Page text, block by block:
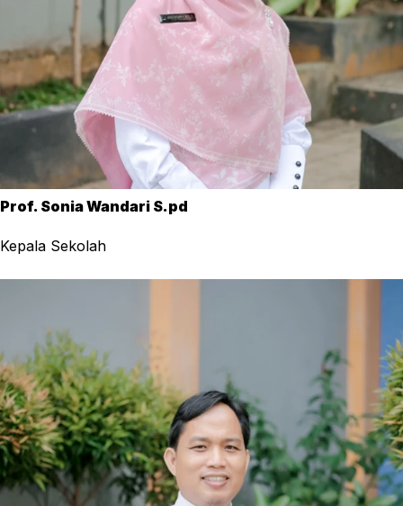
Prof. Sonia Wandari S.pd
Kepala Sekolah